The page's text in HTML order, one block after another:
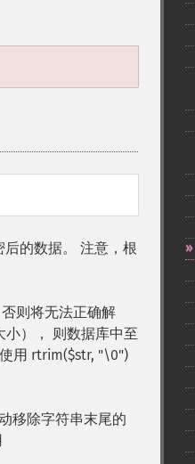
的数据。 注意，根
则将无法正确解
小）， 则数据库中至
用 rtrim($str, "\0")
移除字符串末尾的